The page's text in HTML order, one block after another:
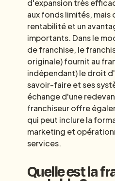
d'expansion très
aux fonds limités,
rentabilité et un
importants. Dans le
de franchise, le
originale) fournit au
indépendant) le droit
savoir-faire et ses
échange d'une
franchiseur offre
qui peut inclure la
marketing et
services.
Quelle est la